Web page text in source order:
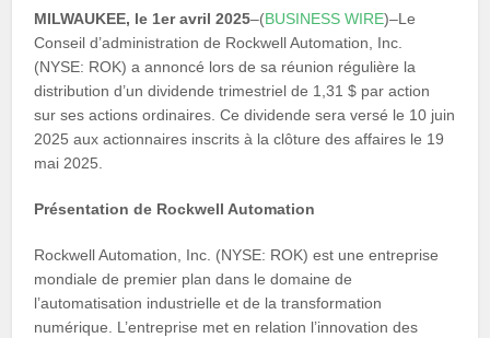
MILWAUKEE, le 1er avril 2025–(BUSINESS WIRE)–Le
Conseil d’administration de Rockwell Automation, Inc.
(NYSE: ROK) a annoncé lors de sa réunion régulière la
distribution d’un dividende trimestriel de 1,31 $ par action
sur ses actions ordinaires. Ce dividende sera versé le 10 juin
2025 aux actionnaires inscrits à la clôture des affaires le 19
mai 2025.
Présentation de Rockwell Automation
Rockwell Automation, Inc. (NYSE: ROK) est une entreprise
mondiale de premier plan dans le domaine de
l’automatisation industrielle et de la transformation
numérique. L’entreprise met en relation l’innovation des